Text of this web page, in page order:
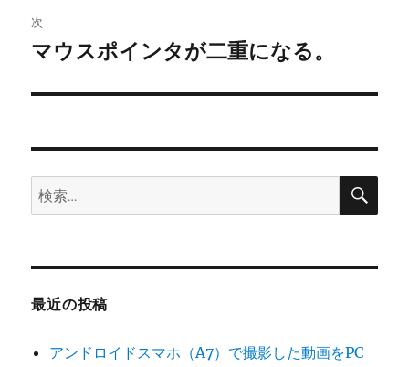
ゲ
ー
シ
ン
次
次
投
マウスポインタが二重になる。
検
索:
検
最近の投稿
アンドロイドスマホ（A7）で撮影した動画をPC